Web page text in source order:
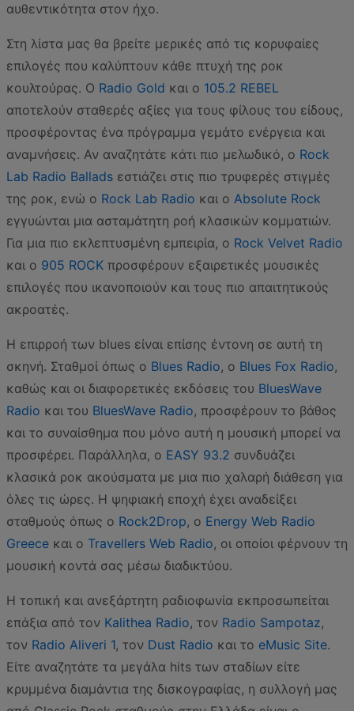
αυθεντικότητα στον ήχο.
Στη λίστα μας θα βρείτε μερικές από τις κορυφαίες
επιλογές που καλύπτουν κάθε πτυχή της ροκ
κουλτούρας. Ο Radio Gold και ο 105.2 REBEL
αποτελούν σταθερές αξίες για τους φίλους του είδους,
προσφέροντας ένα πρόγραμμα γεμάτο ενέργεια και
αναμνήσεις. Αν αναζητάτε κάτι πιο μελωδικό, ο Rock
Lab Radio Ballads εστιάζει στις πιο τρυφερές στιγμές
της ροκ, ενώ ο Rock Lab Radio και ο Absolute Rock
εγγυώνται μια ασταμάτητη ροή κλασικών κομματιών.
Για μια πιο εκλεπτυσμένη εμπειρία, ο Rock Velvet Radio
και ο 905 ROCK προσφέρουν εξαιρετικές μουσικές
επιλογές που ικανοποιούν και τους πιο απαιτητικούς
ακροατές.
Η επιρροή των blues είναι επίσης έντονη σε αυτή τη
σκηνή. Σταθμοί όπως ο Blues Radio, ο Blues Fox Radio,
καθώς και οι διαφορετικές εκδόσεις του BluesWave
Radio και του BluesWave Radio, προσφέρουν το βάθος
και το συναίσθημα που μόνο αυτή η μουσική μπορεί να
προσφέρει. Παράλληλα, ο EASY 93.2 συνδυάζει
κλασικά ροκ ακούσματα με μια πιο χαλαρή διάθεση για
όλες τις ώρες. Η ψηφιακή εποχή έχει αναδείξει
σταθμούς όπως ο Rock2Drop, ο Energy Web Radio
Greece και ο Travellers Web Radio, οι οποίοι φέρνουν τη
μουσική κοντά σας μέσω διαδικτύου.
Η τοπική και ανεξάρτητη ραδιοφωνία εκπροσωπείται
επάξια από τον Kalithea Radio, τον Radio Sampotaz,
τον Radio Aliveri 1, τον Dust Radio και το eMusic Site.
Είτε αναζητάτε τα μεγάλα hits των σταδίων είτε
κρυμμένα διαμάντια της δισκογραφίας, η συλλογή μας